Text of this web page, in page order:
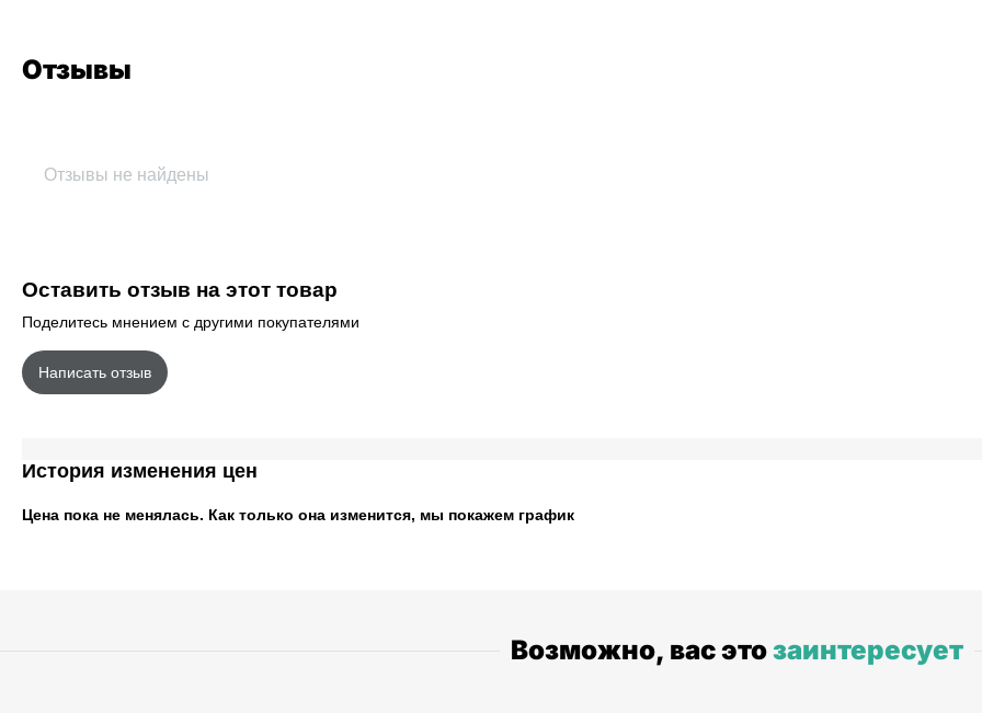
Отзывы
Отзывы не найдены
Оставить отзыв на этот товар
Поделитесь мнением с другими покупателями
Написать отзыв
История изменения цен
Цена пока не менялась. Как только она изменится, мы покажем график
Возможно, вас этозаинтересует